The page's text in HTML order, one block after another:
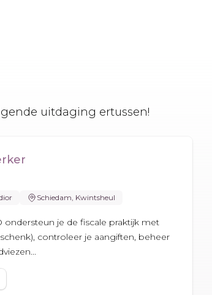
uitdaging ertussen!
Schiedam, Kwintsheul
ondersteun je de fiscale praktijk met
controleer je aangiften, beheer